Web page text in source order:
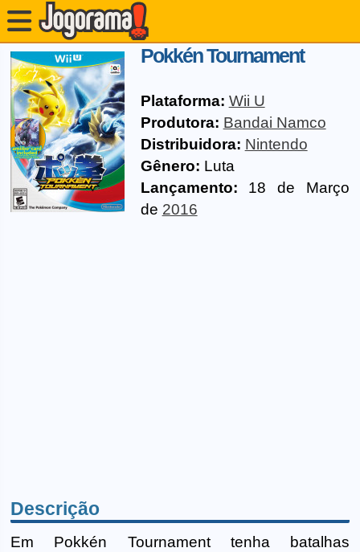
Pokkén Tournament
Plataforma: Wii U
Produtora: Bandai Namco
Distribuidora: Nintendo
Gênero: Luta
Lançamento: 18 de Março
de 2016
Descrição
Em Pokkén Tournament tenha batalhas